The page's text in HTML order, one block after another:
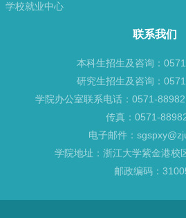
学校就业中心
联系我们
本科生招生及咨询：
研究生招生及咨询：
学院办公室联系电话：0571-
传真：0571-
电子邮件：
学院地址：浙江大学紫金港校
邮政编码：